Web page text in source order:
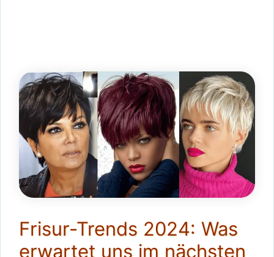
Frisur-Trends 2024: Was
erwartet uns im nächsten